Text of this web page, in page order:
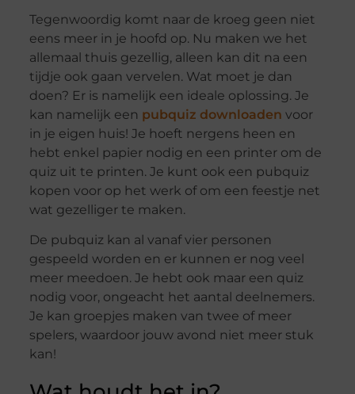
Tegenwoordig komt naar de kroeg geen niet
eens meer in je hoofd op. Nu maken we het
allemaal thuis gezellig, alleen kan dit na een
tijdje ook gaan vervelen. Wat moet je dan
doen? Er is namelijk een ideale oplossing. Je
kan namelijk een pubquiz downloaden voor
in je eigen huis! Je hoeft nergens heen en
hebt enkel papier nodig en een printer om de
quiz uit te printen. Je kunt ook een pubquiz
kopen voor op het werk of om een feestje net
wat gezelliger te maken.
De pubquiz kan al vanaf vier personen
gespeeld worden en er kunnen er nog veel
meer meedoen. Je hebt ook maar een quiz
nodig voor, ongeacht het aantal deelnemers.
Je kan groepjes maken van twee of meer
spelers, waardoor jouw avond niet meer stuk
kan!